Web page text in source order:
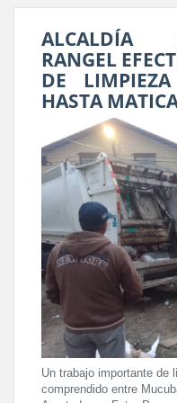
ALCALDÍA
RANGEL
DE
HASTA
Un trabajo importante de
comprendido entre